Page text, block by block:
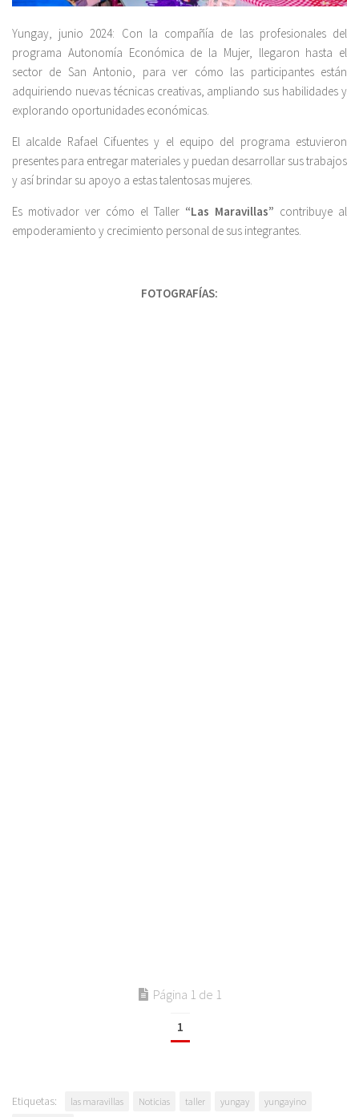
Yungay, junio 2024: Con la compañía de las profesionales del
programa Autonomía Económica de la Mujer, llegaron hasta el
sector de San Antonio, para ver cómo las participantes están
adquiriendo nuevas técnicas creativas, ampliando sus habilidades y
explorando oportunidades económicas.
El alcalde Rafael Cifuentes y el equipo del programa estuvieron
presentes para entregar materiales y puedan desarrollar sus trabajos
y así brindar su apoyo a estas talentosas mujeres.
Es motivador ver cómo el Taller “Las Maravillas” contribuye al
empoderamiento y crecimiento personal de sus integrantes.
FOTOGRAFÍAS:
Página 1 de 1
1
Etiquetas: las maravillas Noticias taller yungay
yungayino